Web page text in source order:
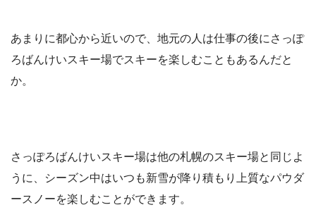
あまりに都心から近いので、地元の人は仕事の後にさっぽ
ろばんけいスキー場でスキーを楽しむこともあるんだと
か。
さっぽろばんけいスキー場は他の札幌のスキー場と同じよ
うに、シーズン中はいつも新雪が降り積もり上質なパウダ
ースノーを楽しむことができます。